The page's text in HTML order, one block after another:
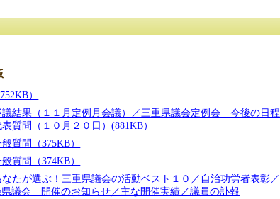
）
議結果（１１月定例月会議）／三重県議会定例会 今後の日程
表質問（１０月２０日）(881KB）
質問（375KB）
質問（374KB）
なたが選ぶ！三重県議会の活動ベスト１０／自治功労者表彰／
県議会」開催のお知らせ／主な開催実績／議員の訃報